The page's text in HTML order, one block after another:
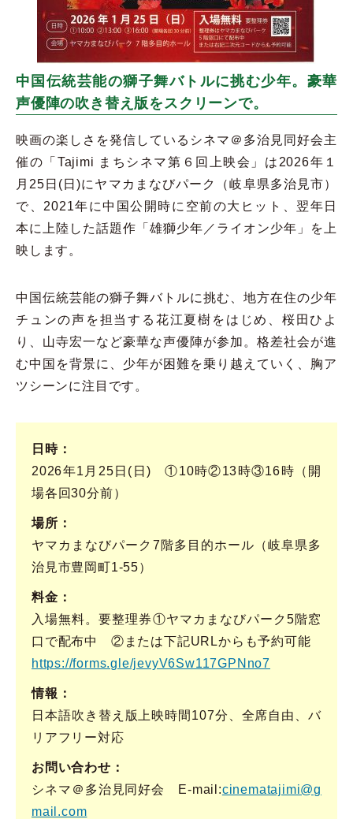
中国伝統芸能の獅子舞バトルに挑む少年。豪華
声優陣の吹き替え版をスクリーンで。
映画の楽しさを発信しているシネマ＠多治見同好会主
催の「Tajimi まちシネマ第６回上映会」は2026年１
月25日(日)にヤマカまなびパーク（岐阜県多治見市）
で、2021年に中国公開時に空前の大ヒット、翌年日
本に上陸した話題作「雄獅少年／ライオン少年」を上
映します。
中国伝統芸能の獅子舞バトルに挑む、地方在住の少年
チュンの声を担当する花江夏樹をはじめ、桜田ひよ
り、山寺宏一など豪華な声優陣が参加。格差社会が進
む中国を背景に、少年が困難を乗り越えていく、胸ア
ツシーンに注目です。
日時
2026年1月25日(日) ①10時②13時③16時（開
場各回30分前）
場所
ヤマカまなびパーク7階多目的ホール（岐阜県多
治見市豊岡町1-55）
料金
入場無料。要整理券①ヤマカまなびパーク5階窓
口で配布中 ②または下記URLからも予約可能
https://forms.gle/jevyV6Sw117GPNno7
情報
日本語吹き替え版上映時間107分、全席自由、バ
リアフリー対応
お問い合わせ
シネマ＠多治見同好会 E-mail:cinematajimi@g
mail.com